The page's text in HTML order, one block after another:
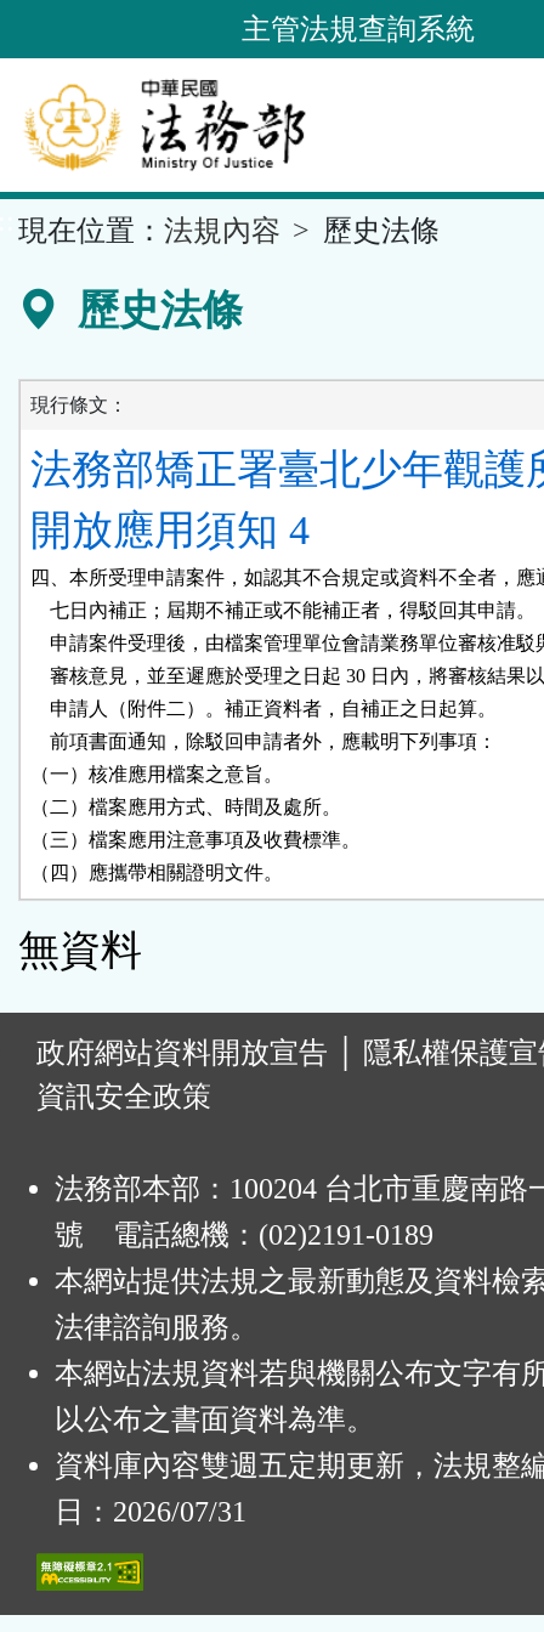
到
要
內
容
區
主管法規查詢系統
現在位置： 法規內容 歷史法條
歷史法條
現行條文：
法務部矯正署臺北少年觀護
開放應用須知 4
四、本所受理申請案件，如認其不合規定或資料不全者，應
    七日內補正；屆期不補正或不能補正者，得駁回其申請。
申請案件受理後，由檔案管理單位會請業務單位審核准駁
審核意見，並至遲應於受理之日起 30 日內，將審核結果
    申請人（附件二）。補正資料者，自補正之日起算。
    前項書面通知，除駁回申請者外，應載明下列事項：
（一）核准應用檔案之意旨。
（二）檔案應用方式、時間及處所。
（三）檔案應用注意事項及收費標準。
（四）應攜帶相關證明文件。
無資料
政府網站資料開放宣告
隱私權保護
資訊安全政策
法務部本部：100204 台北市重慶南路
號 電話總機：(02)2191-0189
本網站提供法規之最新動態及資料檢
法律諮詢服務。
本網站法規資料若與機關公布文字有
以公布之書面資料為準。
資料庫內容雙週五定期更新，法規整
日：2026/07/31